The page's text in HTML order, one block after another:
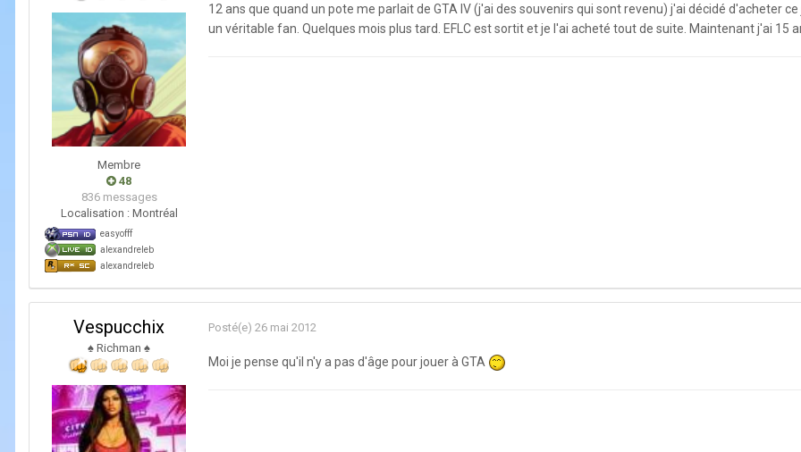
Membre
48
836 messages
Localisation : Montréal
easyofff
alexandreleb
alexandreleb
12 ans que quand un pote me parlait de GTA IV (j'ai des souvenirs qui sont revenu) j'ai décidé d'acheter
un véritable fan. Quelques mois plus tard. EFLC est sortit et je l'ai acheté tout de suite. Maintenant j'ai 15
Vespucchix
♠ Richman ♠
Posté(e) 26 mai 2012
Moi je pense qu'il n'y a pas d'âge pour jouer à GTA